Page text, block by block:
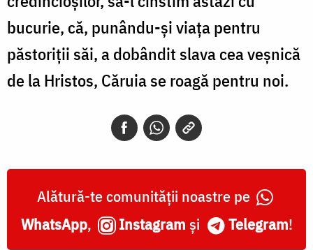
bucurie, că, punându-și viața pentru
păstoriții săi, a dobândit slava cea veșnică
de la Hristos, Căruia se roagă pentru noi.
Alătură-te comunității noastre pe
WhatsApp, Instagram și Telegram!